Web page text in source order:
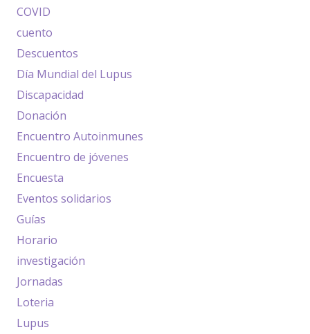
COVID
cuento
Descuentos
Día Mundial del Lupus
Discapacidad
Donación
Encuentro Autoinmunes
Encuentro de jóvenes
Encuesta
Eventos solidarios
Guías
Horario
investigación
Jornadas
Loteria
Lupus